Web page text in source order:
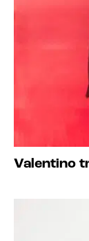
Valentino